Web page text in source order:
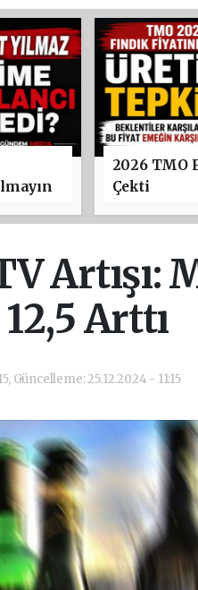
2026 TMO
Çekti
Artışı:
12,5 Arttı
Güncelleme: 25.12.2024 - 11:15